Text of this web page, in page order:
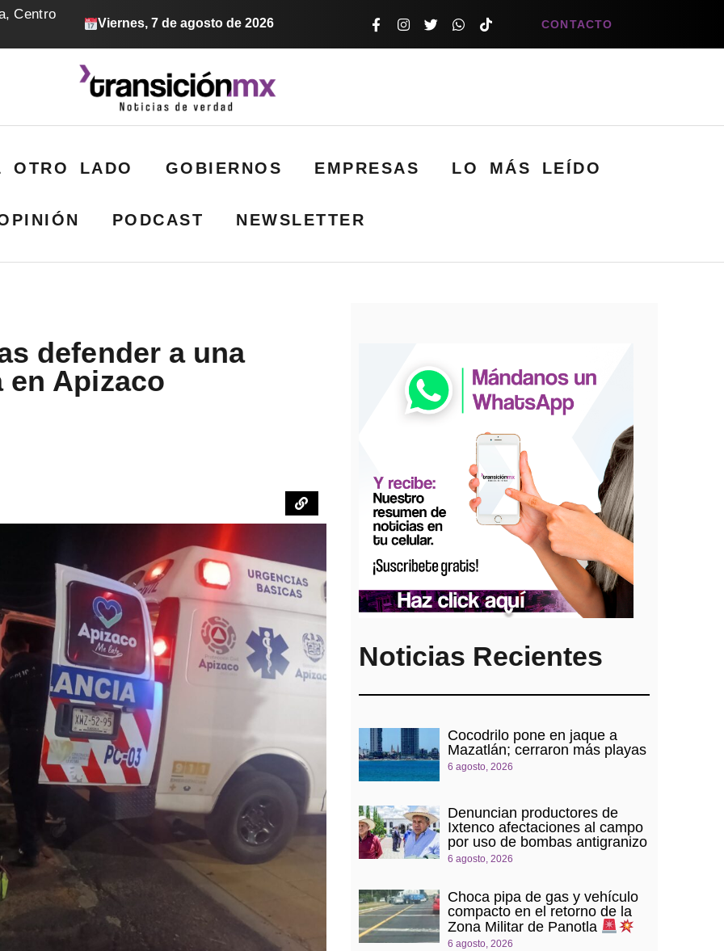
Centro
Viernes, 7 de agosto de 2026 CONTACTO
OTRO LADO GOBIERNOS EMPRESAS LO MÁS LEÍDO
PODCAST NEWSLETTER
defender a una
en Apizaco
Noticias Recientes
Cocodrilo pone en jaque a
Mazatlán; cerraron más playas
6 agosto, 2026
Denuncian productores de
Ixtenco afectaciones al campo
por uso de bombas antigranizo
6 agosto, 2026
Choca pipa de gas y vehículo
compacto en el retorno de la
Zona Militar de Panotla
6 agosto, 2026